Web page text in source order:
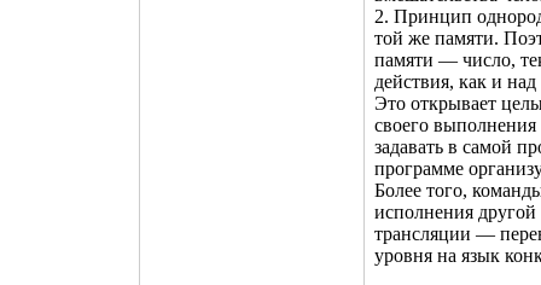
2. Принцип
той же памяти.
памяти — число,
действия, как и
Это открывает
своего выполнения
задавать в самой
программе
Более того,
исполнения
трансляции —
уровня на язык